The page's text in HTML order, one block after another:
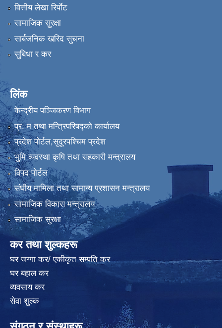
वित्तीय लेखा रिर्पाेट
सामाजिक सुरक्षा
सार्बजनिक खरिद सुचना
सुबिधा र कर
लिंक
केन्द्रीय पञ्जिकरण विभाग
प्र. म तथा मन्त्रिपरिषद्को कार्यालय
प्रदेश पाेर्टल,सुदूरपश्चिम प्रदेश
भुमि व्यवस्था कृषि तथा सहकारी मन्त्रालय
विपद पोर्टल
संघीय मामिला तथा सामान्य प्रशासन मन्त्रालय
सामाजिक विकास मन्त्रालय
सामाजिक सुरक्षा
कर तथा शुल्कहरू
घर जग्गा कर/ एकीकृत सम्पति कर
घर बहाल कर
व्यवसाय कर
सेवा शुल्क